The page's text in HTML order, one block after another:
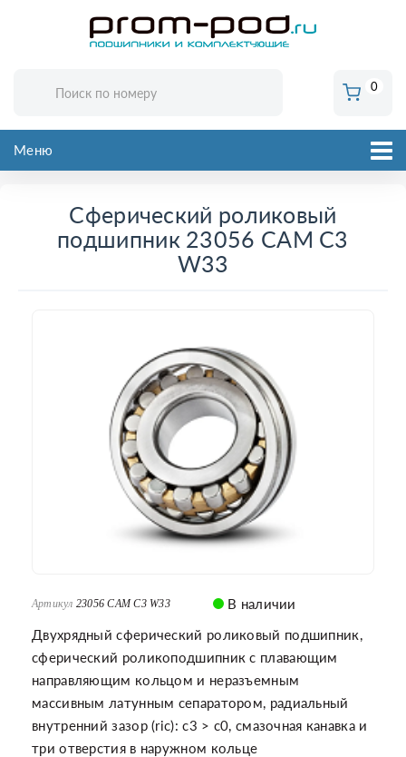
0
Меню
Сферический роликовый
подшипник 23056 CAM C3
W33
Артикул 23056 CAM C3 W33
В наличии
Двухрядный сферический роликовый подшипник,
сферический роликоподшипник с плавающим
направляющим кольцом и неразъемным
массивным латунным сепаратором, радиальный
внутренний зазор (ric): c3 > c0, смазочная канавка и
три отверстия в наружном кольце